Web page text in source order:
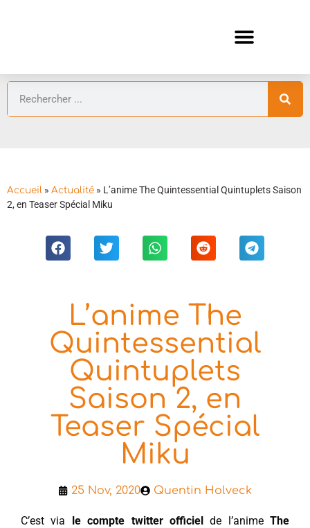
Accueil » Actualité » L’anime The Quintessential Quintuplets Saison
2, en Teaser Spécial Miku
L’anime The
Quintessential
Quintuplets
Saison 2, en
Teaser Spécial
Miku
25 Nov, 2020 Quentin Holveck
C’est via le compte twitter officielde l’anime The